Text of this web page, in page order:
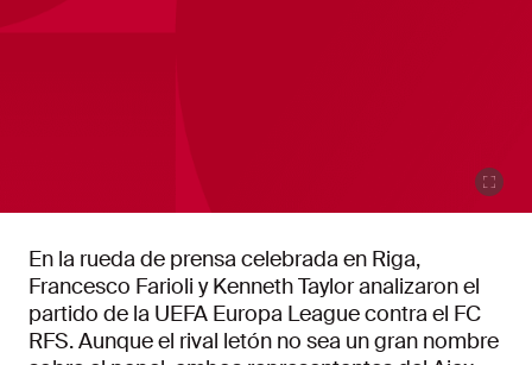
En la rueda de prensa celebrada en Riga,
Francesco Farioli y Kenneth Taylor analizaron el
partido de la UEFA Europa League contra el FC
RFS. Aunque el rival letón no sea un gran nombre